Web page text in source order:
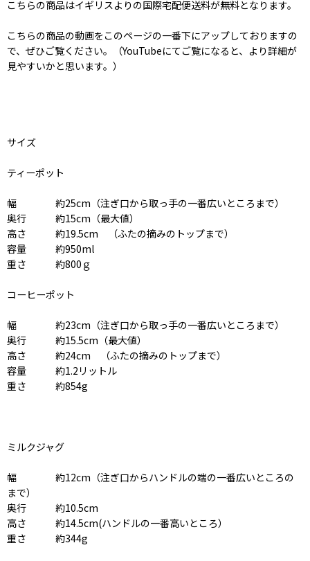
こちらの商品はイギリスよりの国際宅配便送料が無料となります。
こちらの商品の動画をこのページの一番下にアップしておりますの
で、ぜひご覧ください。（YouTubeにてご覧になると、より詳細が
見やすいかと思います。）
サイズ
ティーポット
幅 約25cm（注ぎ口から取っ手の一番広いところまで）
奥行 約15cm（最大値）
高さ 約19.5cm （ふたの摘みのトップまで）
容量 約950ml
重さ 約800ｇ
コーヒーポット
幅 約23cm（注ぎ口から取っ手の一番広いところまで）
奥行 約15.5cm（最大値）
高さ 約24cm （ふたの摘みのトップまで）
容量 約1.2リットル
重さ 約854g
ミルクジャグ
幅 約12cm（注ぎ口からハンドルの端の一番広いところの
まで）
奥行 約10.5cm
高さ 約14.5cm(ハンドルの一番高いところ）
重さ 約344g